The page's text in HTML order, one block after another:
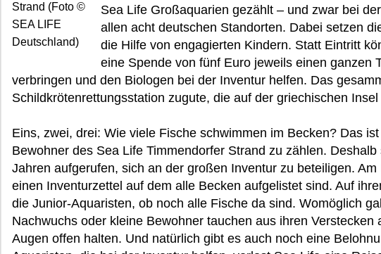
Strand (Foto ©
SEA LIFE
Deutschland)
Sea Life Großaquarien gezählt – und zwar bei
allen acht deutschen Standorten. Dabei setzen
die Hilfe von engagierten Kindern. Statt Eintritt
eine Spende von fünf Euro jeweils einen ganzen
verbringen und den Biologen bei der Inventur helfen. Das
Schildkrötenrettungsstation zugute, die auf der griechischen
Eins, zwei, drei: Wie viele Fische schwimmen im Becken? Das
Bewohner des Sea Life Timmendorfer Strand zu zählen.
Jahren aufgerufen, sich an der großen Inventur zu beteiligen.
einen Inventurzettel auf dem alle Becken aufgelistet sind. Auf
die Junior-Aquaristen, ob noch alle Fische da sind. Womöglich
Nachwuchs oder kleine Bewohner tauchen aus ihren Verstecken
Augen offen halten. Und natürlich gibt es auch noch eine